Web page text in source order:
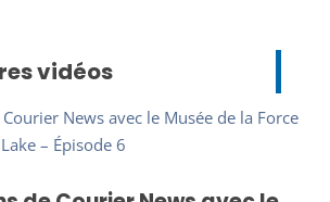
vidéos